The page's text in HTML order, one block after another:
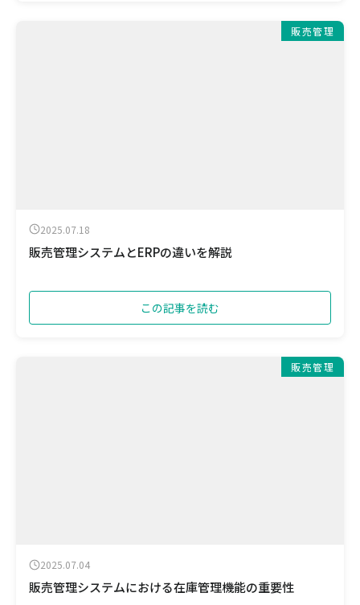
販売管理
2025.07.18
販売管理システムとERPの違いを解説
この記事を読む
販売管理
2025.07.04
販売管理システムにおける在庫管理機能の重要性